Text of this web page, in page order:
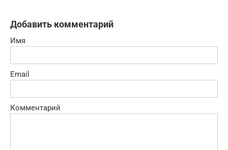
Добавить комментарий
Имя
Email
Комментарий